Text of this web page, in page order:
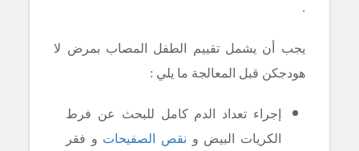
.
يجب أن يشمل تقييم الطفل المصاب بمرض لا
هودجكن قبل المعالجة ما يلي :
إجراء تعداد الدم كامل للبحث عن فرط
الكريات البيض و نقص الصفيحات و فقر